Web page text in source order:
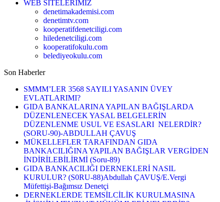
WEB SİTELERİMİZ
denetimakademisi.com
denetimtv.com
kooperatifdenetciligi.com
hiledenetciligi.com
kooperatifokulu.com
belediyeokulu.com
Son Haberler
SMMM’LER 3568 SAYILI YASANIN ÜVEY
EVLATLARIMI?
GIDA BANKALARINA YAPILAN BAĞIŞLARDA
DÜZENLENECEK YASAL BELGELERİN
DÜZENLENME USUL VE ESASLARI NELERDİR?
(SORU-90)-ABDULLAH ÇAVUŞ
MÜKELLEFLER TARAFINDAN GIDA
BANKACILIĞINA YAPILAN BAĞIŞLAR VERGİDEN
İNDİRİLEBİLİRMİ (Soru-89)
GIDA BANKACILIĞI DERNEKLERİ NASIL
KURULUR? (S0RU-88)Abdullah ÇAVUŞ/E.Vergi
Müfettişi-Bağımsız Denetçi
DERNEKLERDE TEMSİLCİLİK KURULMASINA